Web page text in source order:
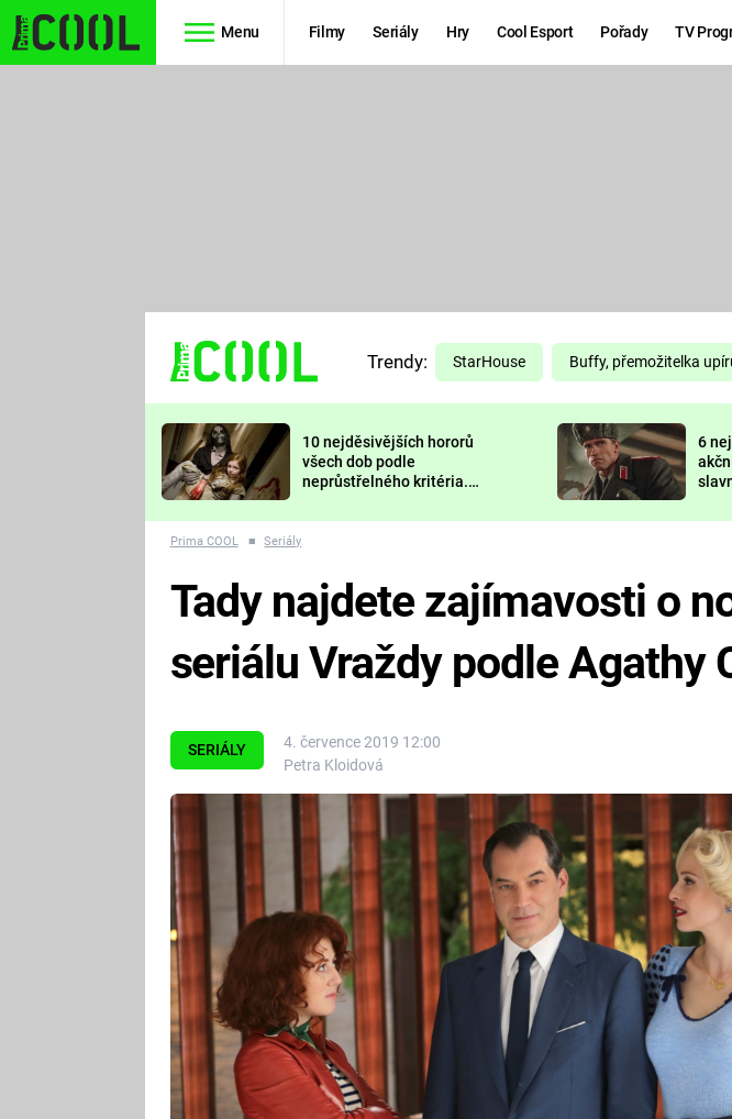
Menu Filmy Seriály Hry Cool Esport Pořady TV
TŘESKU
FUTURAMA
PREDÁTOR
Trendy: StarHouse Buffy, přemožitelka
10 nejděsivějších hororů
všech dob podle
neprůstřelného kritéria.
nejvíc zvednou tep?
6
Prima COOL ■ Seriály
SERIÁLY
4. července 2019 12:00
Petra Kloidová
Tady najdete zajímavosti o
seriálu Vraždy podle Agathy